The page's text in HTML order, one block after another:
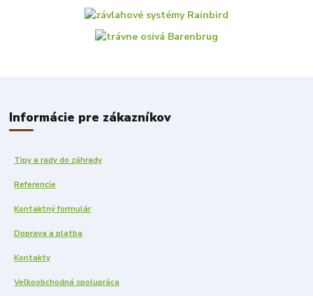
Informácie pre zákazníkov
Tipy a rady do záhrady
Referencie
Kontaktný formulár
Doprava a platba
Kontakty
Veľkoobchodná spolupráca